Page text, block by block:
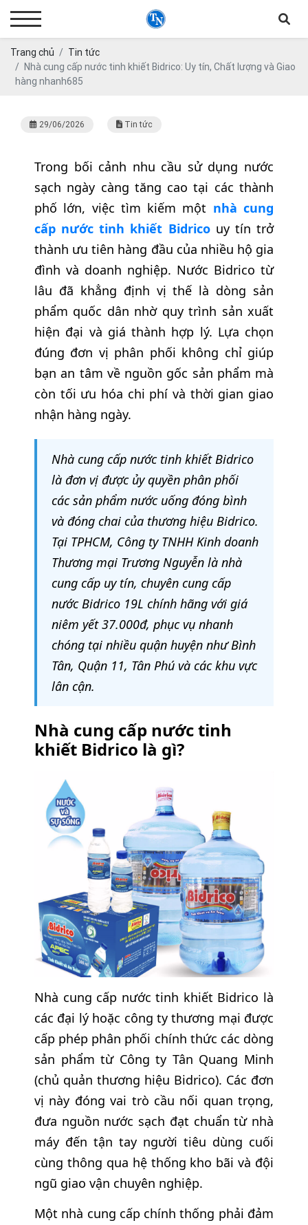
Trang chủ
Tin tức
Nhà cung cấp nước tinh khiết Bidrico: Uy tín, Chất lượng và Giao
hàng nhanh685
29/06/2026 Tin tức
Trong bối cảnh nhu cầu sử dụng nước
sạch ngày càng tăng cao tại các thành
phố lớn, việc tìm kiếm một nhà cung
cấp nước tinh khiết Bidricouy tín trở
thành ưu tiên hàng đầu của nhiều hộ gia
đình và doanh nghiệp. Nước Bidrico từ
lâu đã khẳng định vị thế là dòng sản
phẩm quốc dân nhờ quy trình sản xuất
hiện đại và giá thành hợp lý. Lựa chọn
đúng đơn vị phân phối không chỉ giúp
bạn an tâm về nguồn gốc sản phẩm mà
còn tối ưu hóa chi phí và thời gian giao
nhận hàng ngày.
Nhà cung cấp nước tinh khiết Bidrico
là đơn vị được ủy quyền phân phối
các sản phẩm nước uống đóng bình
và đóng chai của thương hiệu Bidrico.
Tại TPHCM, Công ty TNHH Kinh doanh
Thương mại Trương Nguyễn là nhà
cung cấp uy tín, chuyên cung cấp
nước Bidrico 19L chính hãng với giá
niêm yết 37.000đ, phục vụ nhanh
chóng tại nhiều quận huyện như Bình
Tân, Quận 11, Tân Phú và các khu vực
lân cận.
Nhà cung cấp nước tinh
khiết Bidrico là gì?
Nhà cung cấp nước tinh khiết Bidrico là
các đại lý hoặc công ty thương mại được
cấp phép phân phối chính thức các dòng
sản phẩm từ Công ty Tân Quang Minh
(chủ quản thương hiệu Bidrico). Các đơn
vị này đóng vai trò cầu nối quan trọng,
đưa nguồn nước sạch đạt chuẩn từ nhà
máy đến tận tay người tiêu dùng cuối
cùng thông qua hệ thống kho bãi và đội
ngũ giao vận chuyên nghiệp.
Một nhà cung cấp chính thống phải đảm